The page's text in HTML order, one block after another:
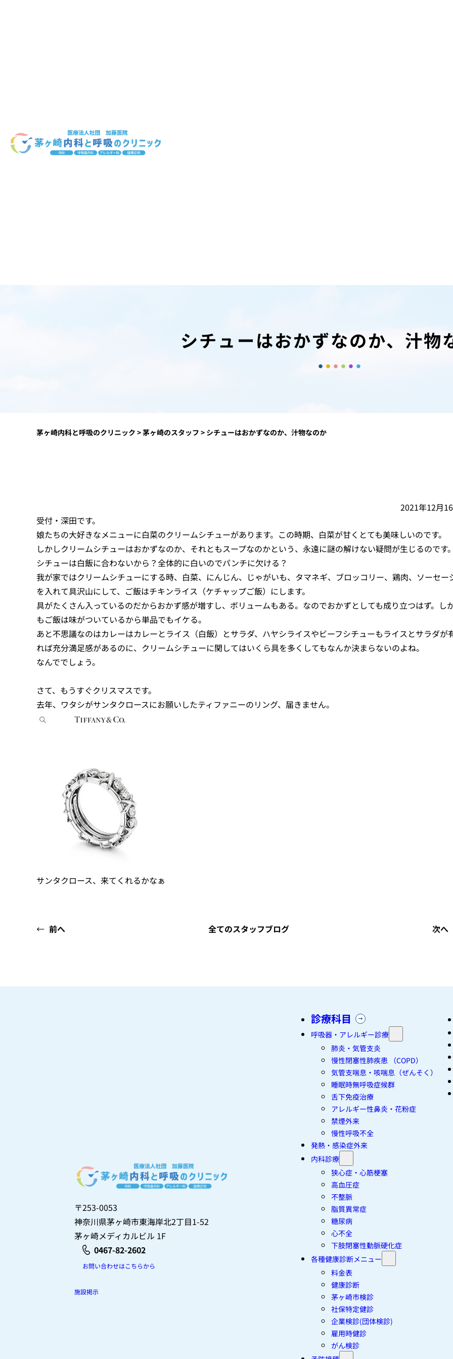
シチューはおかずなのか、汁物
茅ヶ崎内科と呼吸のクリニック >茅ヶ崎のスタッフ > シチューはおかずなのか、汁物なのか
2021年12月
受付・深田です。
娘たちの大好きなメニューに白菜のクリームシチューがあります。この時期、白菜が甘くとても美味しいのです。
しかしクリームシチューはおかずなのか、それともスープなのかという、永遠に謎の解けない疑問が生じるのです。
シチューは白飯に合わないから？全体的に白いのでパンチに欠ける？
我が家ではクリームシチューにする時、白菜、にんじん、じゃがいも、タマネギ、ブロッコリー、鶏肉、ソーセー
を入れて具沢山にして、ご飯はチキンライス（ケチャップご飯）にします。
具がたくさん入っているのだからおかず感が増すし、ボリュームもある。なのでおかずとしても成り立つはず。し
もご飯は味がついているから単品でもイケる。
あと不思議なのはカレーはカレーとライス（白飯）とサラダ、ハヤシライスやビーフシチューもライスとサラダが
れば充分満足感があるのに、クリームシチューに関してはいくら具を多くしてもなんか決まらないのよね。
なんででしょう。
さて、もうすぐクリスマスです。
去年、ワタシがサンタクロースにお願いしたティファニーのリング、届きません。
サンタクロース、来てくれるかなぁ
← 前へ 全てのスタッフブログ 次へ
〒253-0053
神奈川県茅ヶ崎市東海岸北2丁目1-52
茅ヶ崎メディカルビル 1F
0467-82-2602
お問い合わせはこちらから
施設掲示
診療科目
呼吸器・アレルギー診療
肺炎・気管支炎
慢性閉塞性肺疾患 （COPD）
気管支喘息・咳喘息（ぜんそく）
睡眠時無呼吸症候群
舌下免疫治療
アレルギー性鼻炎・花粉症
禁煙外来
慢性呼吸不全
発熱・感染症外来
内科診療
狭心症・心筋梗塞
高血圧症
不整脈
脂質異常症
糖尿病
心不全
下肢閉塞性動脈硬化症
各種健康診断メニュー
料金表
健康診断
茅ヶ崎市検診
社保特定健診
企業検診(団体検診)
雇用時健診
がん検診